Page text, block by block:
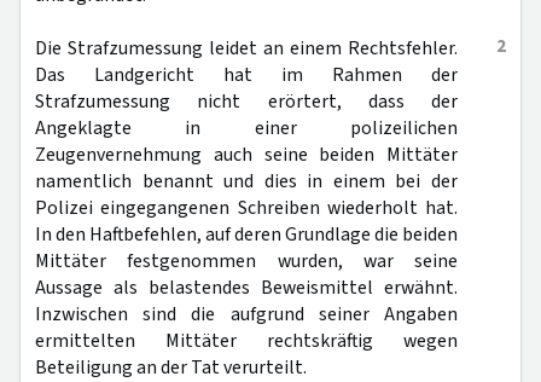
2
Die Strafzumessung leidet an einem Rechtsfehler.
Das Landgericht hat im Rahmen der
Strafzumessung nicht erörtert, dass der
Angeklagte in einer polizeilichen
Zeugenvernehmung auch seine beiden Mittäter
namentlich benannt und dies in einem bei der
Polizei eingegangenen Schreiben wiederholt hat.
In den Haftbefehlen, auf deren Grundlage die beiden
Mittäter festgenommen wurden, war seine
Aussage als belastendes Beweismittel erwähnt.
Inzwischen sind die aufgrund seiner Angaben
ermittelten Mittäter rechtskräftig wegen
Beteiligung an der Tat verurteilt.